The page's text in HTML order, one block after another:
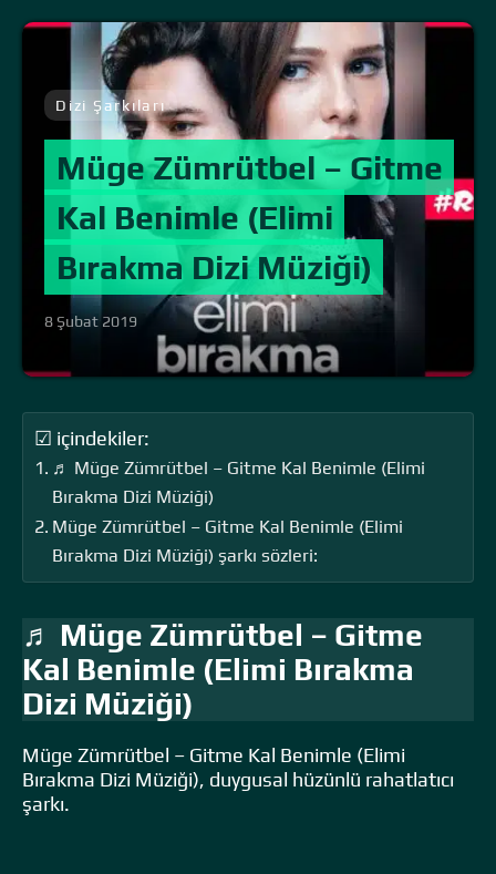
Dizi Şarkıları
Müge Zümrütbel – Gitme
Kal Benimle (Elimi
Bırakma Dizi Müziği)
8 Şubat 2019
☑ içindekiler:
♬ Müge Zümrütbel – Gitme Kal Benimle (Elimi
Bırakma Dizi Müziği)
Müge Zümrütbel – Gitme Kal Benimle (Elimi
Bırakma Dizi Müziği) şarkı sözleri:
♬ Müge Zümrütbel – Gitme
Kal Benimle (Elimi Bırakma
Dizi Müziği)
Müge Zümrütbel – Gitme Kal Benimle (Elimi
Bırakma Dizi Müziği), duygusal hüzünlü rahatlatıcı
şarkı.